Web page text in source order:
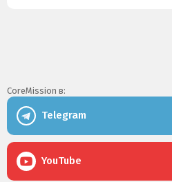
CoreMission в:
Telegram
YouTube